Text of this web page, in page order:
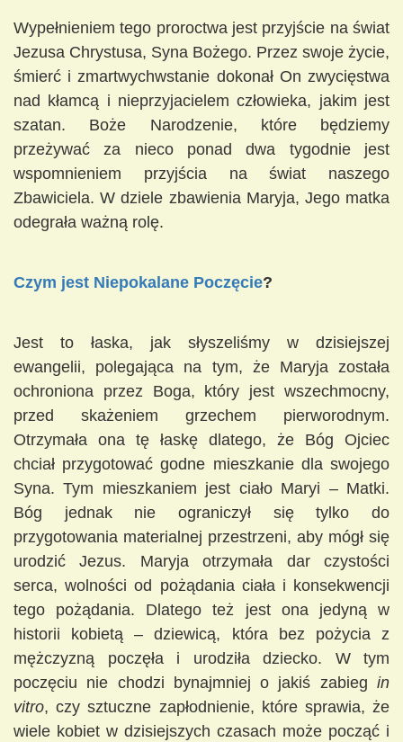
Wypełnieniem tego proroctwa jest przyjście na świat
Jezusa Chrystusa, Syna Bożego. Przez swoje życie,
śmierć i zmartwychwstanie dokonał On zwycięstwa
nad kłamcą i nieprzyjacielem człowieka, jakim jest
szatan. Boże Narodzenie, które będziemy
przeżywać za nieco ponad dwa tygodnie jest
wspomnieniem przyjścia na świat naszego
Zbawiciela. W dziele zbawienia Maryja, Jego matka
odegrała ważną rolę.
Czym jest Niepokalane Poczęcie?
Jest to łaska, jak słyszeliśmy w dzisiejszej
ewangelii, polegająca na tym, że Maryja została
ochroniona przez Boga, który jest wszechmocny,
przed skażeniem grzechem pierworodnym.
Otrzymała ona tę łaskę dlatego, że Bóg Ojciec
chciał przygotować godne mieszkanie dla swojego
Syna. Tym mieszkaniem jest ciało Maryi – Matki.
Bóg jednak nie ograniczył się tylko do
przygotowania materialnej przestrzeni, aby mógł się
urodzić Jezus. Maryja otrzymała dar czystości
serca, wolności od pożądania ciała i konsekwencji
tego pożądania. Dlatego też jest ona jedyną w
historii kobietą – dziewicą, która bez pożycia z
mężczyzną poczęła i urodziła dziecko. W tym
poczęciu nie chodzi bynajmniej o jakiś zabieg in
vitro, czy sztuczne zapłodnienie, które sprawia, że
wiele kobiet w dzisiejszych czasach może począć i